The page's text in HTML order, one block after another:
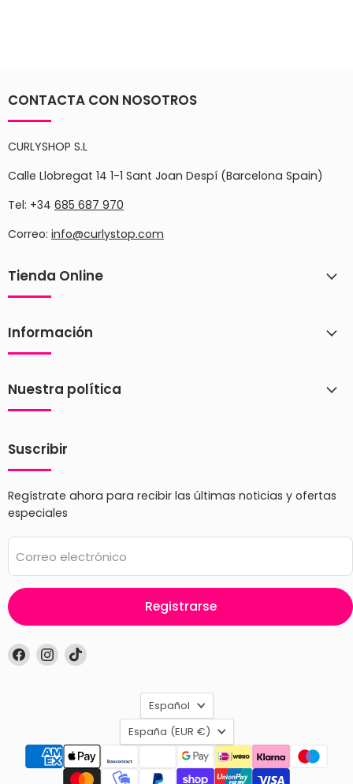
CONTACTA CON NOSOTROS
CURLYSHOP S.L
Calle Llobregat 14 1-1 Sant Joan Despí (Barcelona Spain)
Tel: +34 685 687 970
Correo: info@curlystop.com
Tienda Online
Información
Nuestra política
Suscribir
Regístrate ahora para recibir las últimas noticias y ofertas
especiales
Correo electrónico
Registrarse
Encuéntrenos
en
Encuéntrenos
en
Encuéntrenos
Idioma
Español
País
España (EUR €)